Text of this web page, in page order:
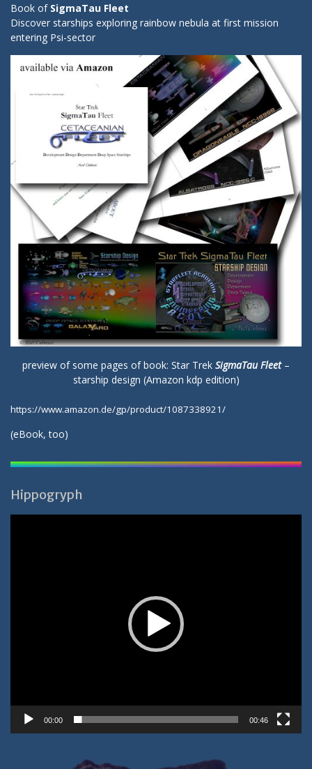
Book of SigmaTau Fleet
Discover starships exploring rainbow nebula at first mission
entering Psi-sector
preview of some pages of book: Star Trek SigmaTau Fleet–
starship design (Amazon kdp edition)
https://www.amazon.de/gp/product/1087338921/
(eBook, too)
Hippogryph
00:00 00:46